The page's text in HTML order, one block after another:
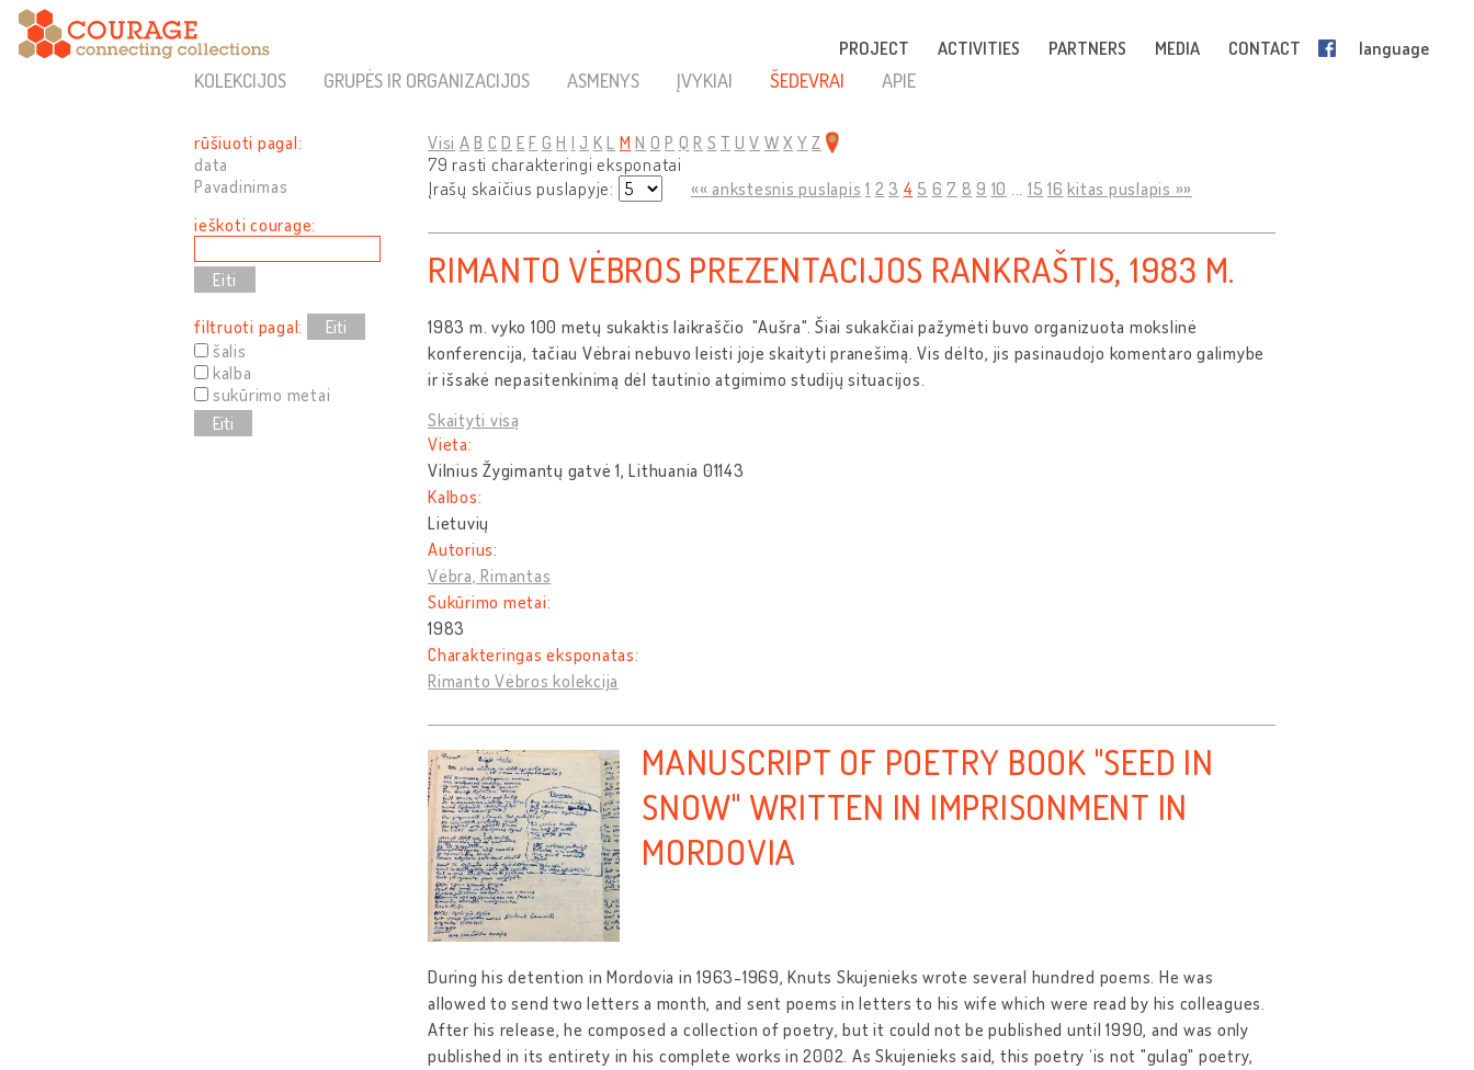
PROJECT ACTIVITIES PARTNERS MEDIA CONTACT language
KOLEKCIJOS GRUPĖS IR ORGANIZACIJOS ASMENYS ĮVYKIAI ŠEDEVRAI APIE
rūšiuoti pagal:
data
Pavadinimas
ieškoti courage:
filtruoti pagal:
Eiti
šalis
kalba
sukūrimo metai
Eiti
Visi A B C D E F G H I J K L M N O P Q R S T U V W X Y Z
79 rasti charakteringi eksponatai
Įrašų skaičius puslapyje:
«« ankstesnis puslapis 1 2 3 4 5 6 7 8 9 10 ... 15 16 kitas puslapis »»
RIMANTO VĖBROS PREZENTACIJOS RANKRAŠTIS, 1983 M.
1983 m. vyko 100 metų sukaktis laikraščio "Aušra". Šiai sukakčiai pažymėti buvo organizuota mokslinė
konferencija, tačiau Vėbrai nebuvo leisti joje skaityti pranešimą. Vis dėlto, jis pasinaudojo komentaro galimybe
ir išsakė nepasitenkinimą dėl tautinio atgimimo studijų situacijos.
Skaityti visą
Vieta:
Vilnius Žygimantų gatvė 1, Lithuania 01143
Kalbos:
Lietuvių
Autorius:
Vėbra, Rimantas
Sukūrimo metai:
1983
Charakteringas eksponatas:
Rimanto Vėbros kolekcija
MANUSCRIPT OF POETRY BOOK "SEED IN
SNOW" WRITTEN IN IMPRISONMENT IN
MORDOVIA
During his detention in Mordovia in 1963-1969, Knuts Skujenieks wrote several hundred poems. He was
allowed to send two letters a month, and sent poems in letters to his wife which were read by his colleagues.
After his release, he composed a collection of poetry, but it could not be published until 1990, and was only
published in its entirety in his complete works in 2002. As Skujenieks said, this poetry ‘is not "gulag" poetry,